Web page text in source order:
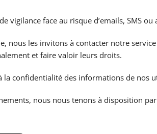
vigilance face au risque d’emails, SMS
nous les invitons à contacter notre
et faire valoir leurs droits.
la confidentialité des informations de nos
nous nous tenons à disposition